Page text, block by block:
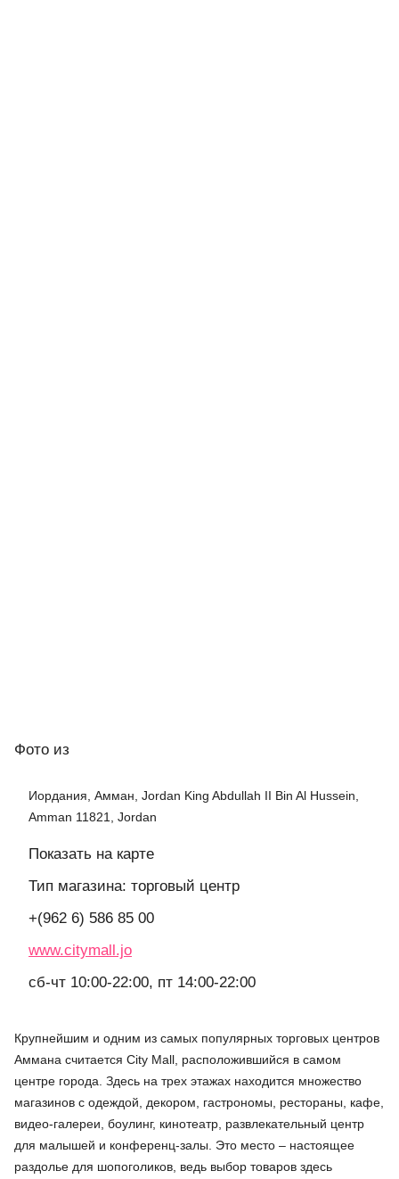
Фото из
Иордания, Амман, Jordan King Abdullah II Bin Al Hussein,
Amman 11821, Jordan
Показать на карте
Тип магазина: торговый центр
+(962 6) 586 85 00
www.citymall.jo
сб-чт 10:00-22:00, пт 14:00-22:00
Крупнейшим и одним из самых популярных торговых центров
Аммана считается City Mall, расположившийся в самом
центре города. Здесь на трех этажах находится множество
магазинов с одеждой, декором, гастрономы, рестораны, кафе,
видео-галереи, боулинг, кинотеатр, развлекательный центр
для малышей и конференц-залы. Это место – настоящее
раздолье для шопоголиков, ведь выбор товаров здесь